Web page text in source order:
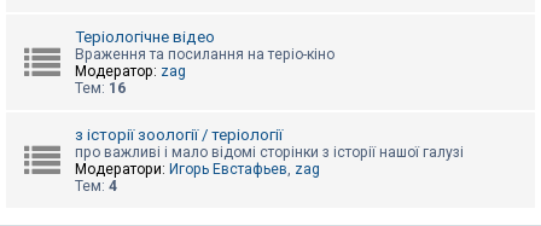
Теріологічне відео
Враження та посилання на теріо-кіно
Модератор: zag
Тем: 16
з історії зоології / теріології
про важливі і мало відомі сторінки з історії нашої галузі
Модератори: Игорь Евстафьев, zag
Тем: 4